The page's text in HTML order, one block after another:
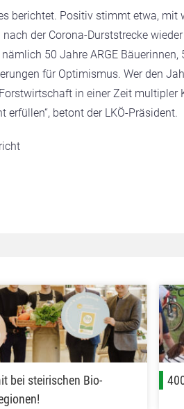
berichtet. Positiv stimmt etwa, mit
der Corona-Durststrecke
50 Jahre ARGE Bäuerinnen,
für Optimismus. Wer den
in einer Zeit multipler
betont der LKÖ-Präsident.
bei steirischen Bio-